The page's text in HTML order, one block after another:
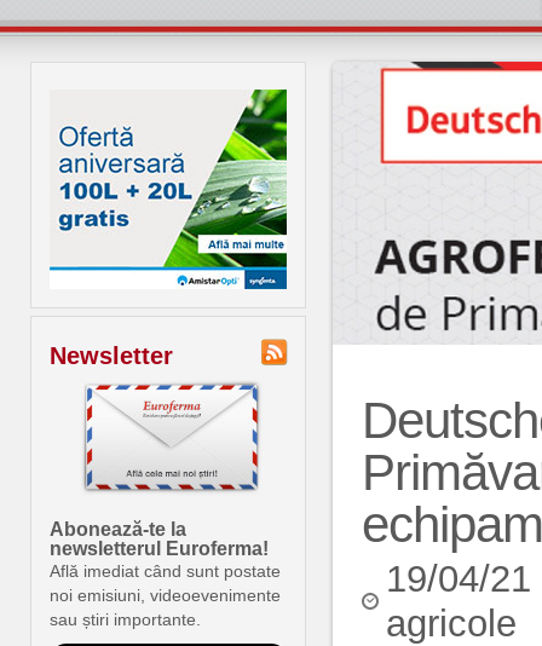
Newsletter
Abonează-te la
newsletterul Euroferma!
Află imediat când sunt postate
noi emisiuni, videoevenimente
sau știri importante.
19/04/
agricole